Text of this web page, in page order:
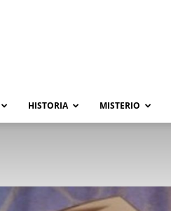
HISTORIA MISTERIO